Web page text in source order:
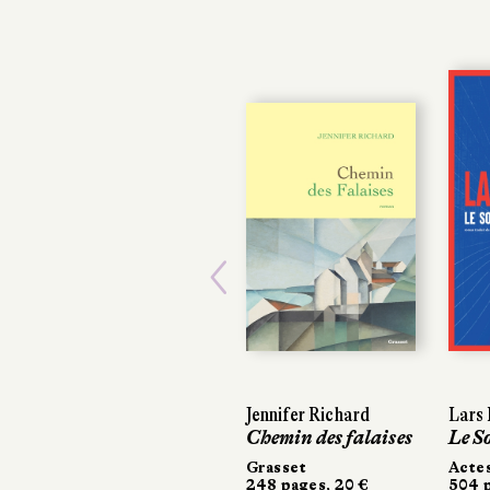
Jennifer Richard
Chemin des falaises
Grasset
248 pages, 20 €
Lars
Le
Actes
504
Lars
Le
Actes
504
Previous